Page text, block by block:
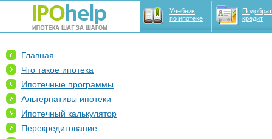
Учебник
по ипотеке
кредит
Главная
Что такое ипотека
Ипотечные программы
Альтернативы ипотеки
Ипотечный калькулятор
Перекредитование